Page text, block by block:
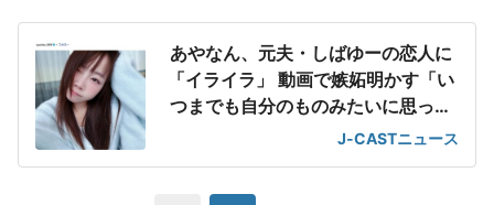
あやなん、元夫・しばゆーの恋人に
「イライラ」 動画で嫉妬明かす「い
つまでも自分のものみたいに思っち
ゃってる」J-CASTニュース